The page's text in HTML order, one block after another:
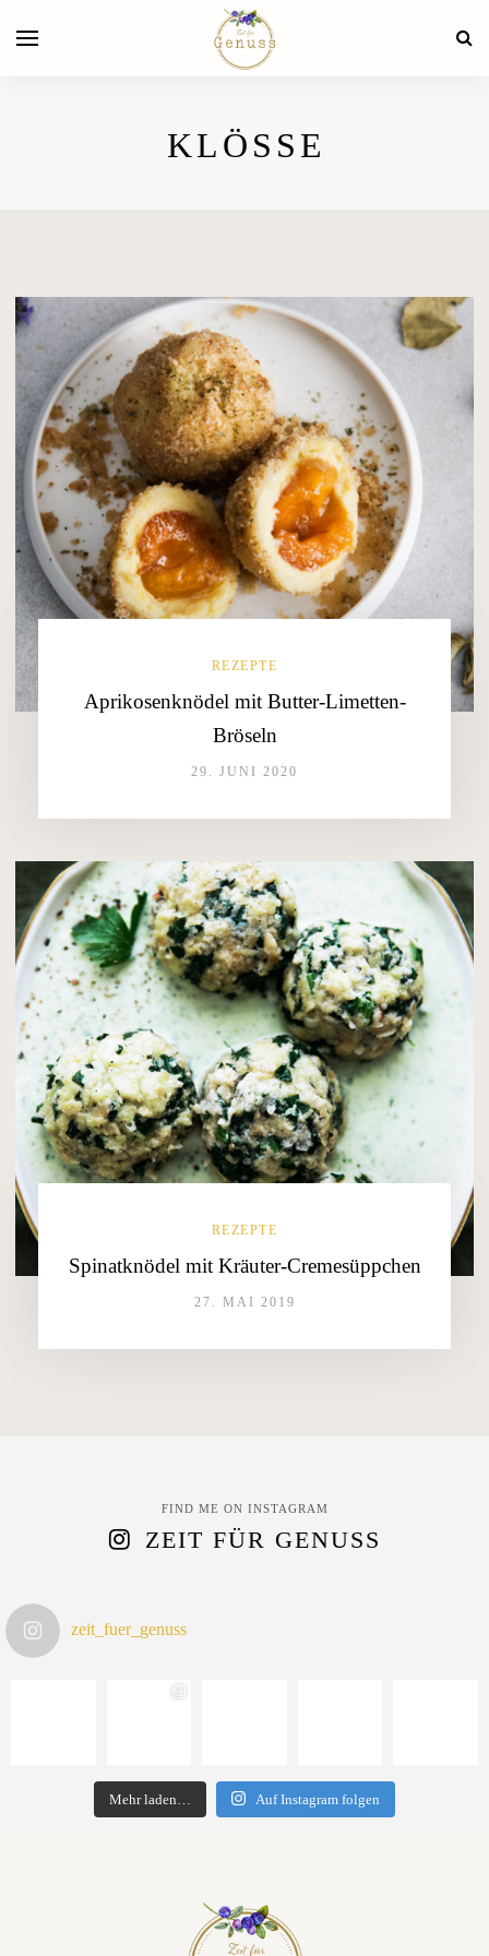
KLÖSSE
REZEPTE
Aprikosenknödel mit Butter-Limetten-
Bröseln
29. JUNI 2020
REZEPTE
Spinatknödel mit Kräuter-Cremesüppchen
27. MAI 2019
FIND ME ON INSTAGRAM
ZEIT FÜR GENUSS
zeit_fuer_genuss
Mehr laden… Auf Instagram folgen